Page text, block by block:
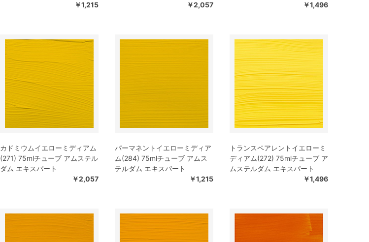
￥1,215
￥2,057
￥1,496
カドミウムイエローミディアム
(271) 75mlチューブ アムステル
ダム エキスパート
￥2,057
パーマネントイエローミディア
ム(284) 75mlチューブ アムス
テルダム エキスパート
￥1,215
トランスペアレントイエローミ
ディアム(272) 75mlチューブ ア
ムステルダム エキスパート
￥1,496